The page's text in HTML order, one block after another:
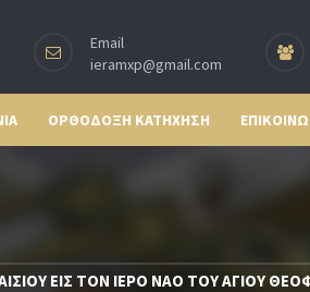
Email
ieramxp@gmail.com
ΟΡΘΟΔΟΞΗ ΚΑΤΗΧΗΣΗ
ΕΙΣ ΤΟΝ ΙΕΡΟ ΝΑΟ ΤΟΥ ΑΓΙΟΥ